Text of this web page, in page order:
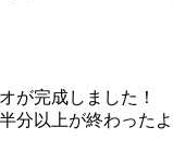
が完成しました！
分以上が終わったよ